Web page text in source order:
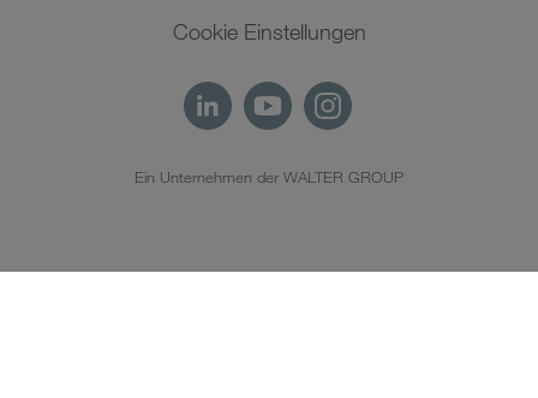
Cookie Einstellungen
Ein Unternehmen der WALTER GROUP